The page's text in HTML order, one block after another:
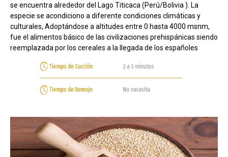
se encuentra alrededor del Lago Titicaca (Perú/Bolivia ). La
especie se acondiciono a diferente condiciones climáticas y
culturales, Adoptándose a altitudes entre 0 hasta 4000 msnm,
fue el alimentos básico de las civilizaciones prehispánicas siendo
reemplazada por los cereales a la llegada de los españoles